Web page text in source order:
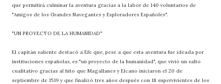
que permitirá culminar la aventura gracias a la labor de 140 voluntarios de
"Amigos de los Grandes Navegantes y Exploradores Españoles".
"UN PROYECTO DE LA HUMANIDAD"
El capitán saliente destacó a Efe que, pese a que esta aventura fue ideada por
instituciones españolas, es "un proyecto de la humanidad", que vivió un salto
cualitativo gracias al hito que Magallanes y Elcano iniciaron el 20 de
septiembre de 1519 y que finalizó tres años después con 18 supervivientes de los